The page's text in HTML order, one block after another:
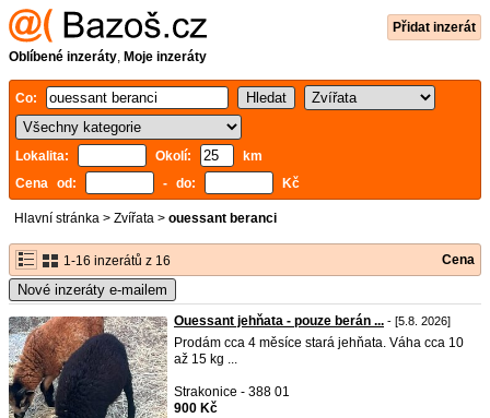
Přidat inzerát
Oblíbené inzeráty, Moje inzeráty
Co:
Lokalita: Okolí:
km
Cena od:
- do: Kč
Hlavní stránka > Zvířata > ouessant beranci
1-16 inzerátů z 16 Cena
Nové inzeráty e-mailem
Ouessant jehňata - pouze berán ... - [5.8. 2026]
Prodám cca 4 měsíce stará jehňata. Váha cca 10
až 15 kg ...
Strakonice - 388 01
900 Kč